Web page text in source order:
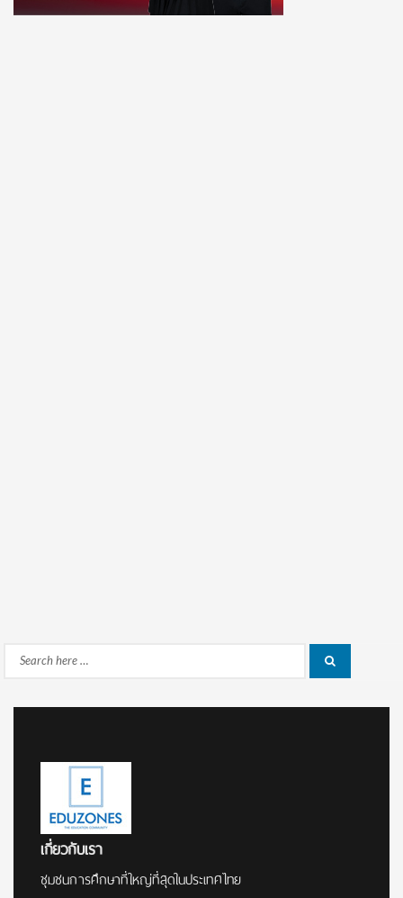
Search
เกี่ยวกับเรา
ชุมชนการศึกษาที่ใหญ่ที่สุดในประเทศไทย